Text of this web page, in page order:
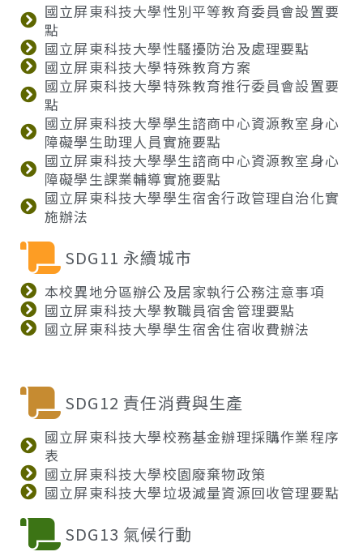
國立屏東科技大學性別平等教育委員會設置要
點
國立屏東科技大學性騷擾防治及處理要點
國立屏東科技大學特殊教育方案
國立屏東科技大學特殊教育推行委員會設置要
點
國立屏東科技大學學生諮商中心資源教室身心
障礙學生助理人員實施要點
國立屏東科技大學學生諮商中心資源教室身心
障礙學生課業輔導實施要點
國立屏東科技大學學生宿舍行政管理自治化實
施辦法
SDG11 永續城市
本校異地分區辦公及居家執行公務注意事項
國立屏東科技大學教職員宿舍管理要點
國立屏東科技大學學生宿舍住宿收費辦法
SDG12 責任消費與生產
國立屏東科技大學校務基金辦理採購作業程序
表
國立屏東科技大學校園廢棄物政策
國立屏東科技大學垃圾減量資源回收管理要點
SDG13 氣候行動